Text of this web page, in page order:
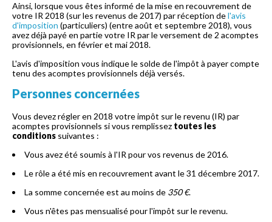
Ainsi, lorsque vous êtes informé de la mise en recouvrement de
votre IR 2018 (sur les revenus de 2017) par réception del'avis
d'imposition (particuliers) (entre août et septembre 2018), vous
avez déjà payé en partie votre IR par le versement de 2 acomptes
provisionnels, en février et mai 2018.
L'avis d'imposition vous indique le solde de l'impôt à payer compte
tenu des acomptes provisionnels déjà versés.
Personnes concernées
Vous devez régler en 2018 votre impôt sur le revenu (IR) par
acomptes provisionnels si vous remplissez toutes les
conditions suivantes :
Vous avez été soumis à l'IR pour vos revenus de 2016.
Le rôle a été mis en recouvrement avant le 31 décembre 2017.
La somme concernée est au moins de 350 €.
Vous n'êtes pas mensualisé pour l'impôt sur le revenu.